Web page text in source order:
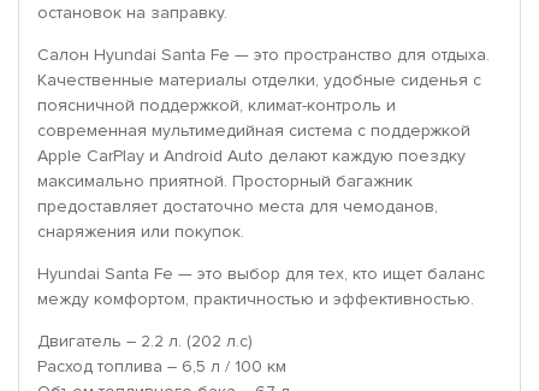
остановок на заправку.
Салон Hyundai Santa Fe — это пространство для отдыха.
Качественные материалы отделки, удобные сиденья с
поясничной поддержкой, климат-контроль и
современная мультимедийная система с поддержкой
Apple CarPlay и Android Auto делают каждую поездку
максимально приятной. Просторный багажник
предоставляет достаточно места для чемоданов,
снаряжения или покупок.
Hyundai Santa Fe — это выбор для тех, кто ищет баланс
между комфортом, практичностью и эффективностью.
Двигатель – 2.2 л. (202 л.с)
Расход топлива – 6,5 л / 100 км